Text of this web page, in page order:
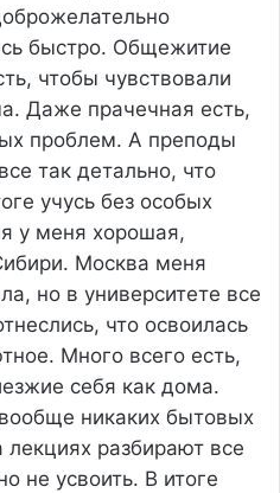
быстро. Общежитие
чтобы чувствовали
Даже прачечная есть,
проблем. А преподы
так детально, что
учусь без особых
у меня хорошая,
Москва меня
но в университете все
что освоилась
Много всего есть,
себя как дома.
никаких бытовых
разбирают все
не усвоить. В итоге